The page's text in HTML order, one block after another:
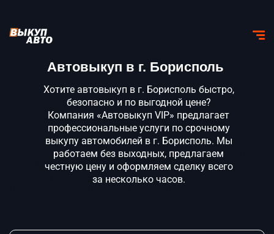
Автовыкуп в г. Борисполь
Хотите автовыкуп в г. Борисполь быстро,
безопасно и по выгодной цене?
Компания «Автовыкуп VIP» предлагает
профессиональные услуги по срочному
выкупу автомобилей в г. Борисполь. Мы
работаем без выходных, предлагаем
честную цену и оформляем сделку всего
за несколько часов.